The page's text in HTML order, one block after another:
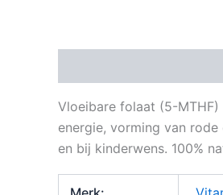
Vloeibare folaat (5-
energie, vorming van
en bij kinderwens. 100%